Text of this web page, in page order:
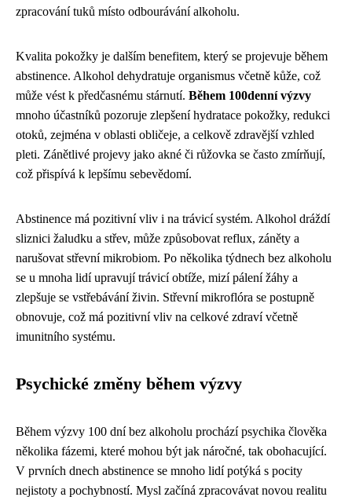
zpracování tuků místo odbourávání alkoholu.
Kvalita pokožky je dalším benefitem, který se projevuje během
abstinence. Alkohol dehydratuje organismus včetně kůže, což
může vést k předčasnému stárnutí. Během 100denní výzvy
mnoho účastníků pozoruje zlepšení hydratace pokožky, redukci
otoků, zejména v oblasti obličeje, a celkově zdravější vzhled
pleti. Zánětlivé projevy jako akné či růžovka se často zmírňují,
což přispívá k lepšímu sebevědomí.
Abstinence má pozitivní vliv i na trávicí systém. Alkohol dráždí
sliznici žaludku a střev, může způsobovat reflux, záněty a
narušovat střevní mikrobiom. Po několika týdnech bez alkoholu
se u mnoha lidí upravují trávicí obtíže, mizí pálení žáhy a
zlepšuje se vstřebávání živin. Střevní mikroflóra se postupně
obnovuje, což má pozitivní vliv na celkové zdraví včetně
imunitního systému.
Psychické změny během výzvy
Během výzvy 100 dní bez alkoholu prochází psychika člověka
několika fázemi, které mohou být jak náročné, tak obohacující.
V prvních dnech abstinence se mnoho lidí potýká s pocity
nejistoty a pochybností. Mysl začíná zpracovávat novou realitu